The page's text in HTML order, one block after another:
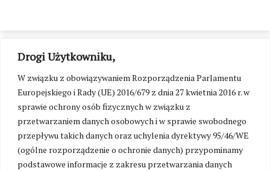
Drogi Użytkowniku,
W związku z obowiązywaniem Rozporządzenia Parlamentu
Europejskiego i Rady (UE) 2016/679 z dnia 27 kwietnia 2016 r. w
sprawie ochrony osób fizycznych w związku z
przetwarzaniem danych osobowych i w sprawie swobodnego
przepływu takich danych oraz uchylenia dyrektywy 95/46/WE
(ogólne rozporządzenie o ochronie danych) przypominamy
podstawowe informacje z zakresu przetwarzania danych